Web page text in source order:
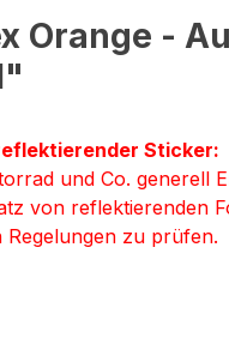
Orange -
Sticker:
und Co. generell
von reflektierenden
Regelungen zu prüfen.